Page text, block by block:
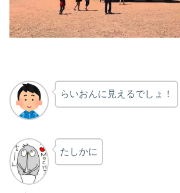
らいおんに見えるでしょ！
たしかに